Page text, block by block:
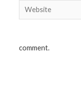
Website
comment.